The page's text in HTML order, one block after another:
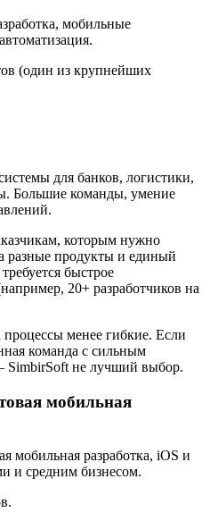
мобильные
(один из крупнейших
для банков, логистики,
Большие команды, умение
которым нужно
разные продукты и единый
быстрое
20+ разработчиков на
процессы менее гибкие. Если
команда с сильным
не лучший выбор.
мобильная
мобильная разработка, iOS и
и средним бизнесом.